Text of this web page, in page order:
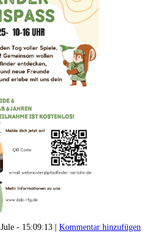
Jule - 15:09:13 | Kommentar hinzufügen